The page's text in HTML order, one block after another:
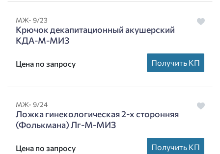
МЖ- 9/23
Крючок декапитационный акушерский
КДА-М-МИЗ
Цена по запросу Получить КП
МЖ- 9/24
Ложка гинекологическая 2-х сторонняя
(Фолькмана) Лг-М-МИЗ
Цена по запросу Получить КП